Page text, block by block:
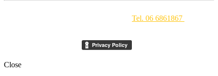
Tel. 06 6861867
Close